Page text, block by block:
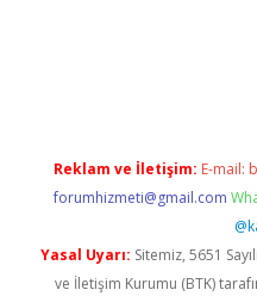
Reklam ve İletişim: E-mail:
forumhizmeti@gmail.com
Yasal Uyarı: Sitemiz, 5651
ve İletişim Kurumu (BTK)